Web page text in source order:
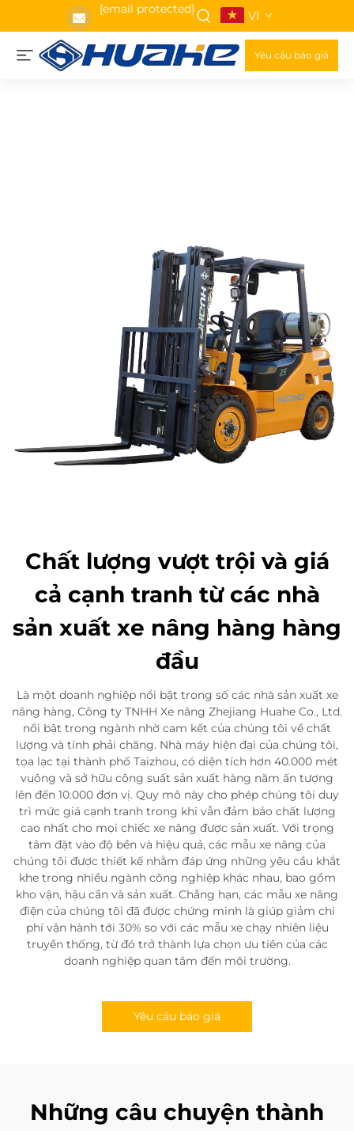
[email protected] VI
Yêu cầu báo giá
Chất lượng vượt trội và giá
cả cạnh tranh từ các nhà
sản xuất xe nâng hàng hàng
đầu
Là một doanh nghiệp nổi bật trong số các nhà sản xuất xe
nâng hàng, Công ty TNHH Xe nâng Zhejiang Huahe Co., Ltd.
nổi bật trong ngành nhờ cam kết của chúng tôi về chất
lượng và tính phải chăng. Nhà máy hiện đại của chúng tôi,
tọa lạc tại thành phố Taizhou, có diện tích hơn 40.000 mét
vuông và sở hữu công suất sản xuất hàng năm ấn tượng
lên đến 10.000 đơn vị. Quy mô này cho phép chúng tôi duy
trì mức giá cạnh tranh trong khi vẫn đảm bảo chất lượng
cao nhất cho mọi chiếc xe nâng được sản xuất. Với trọng
tâm đặt vào độ bền và hiệu quả, các mẫu xe nâng của
chúng tôi được thiết kế nhằm đáp ứng những yêu cầu khắt
khe trong nhiều ngành công nghiệp khác nhau, bao gồm
kho vận, hậu cần và sản xuất. Chẳng hạn, các mẫu xe nâng
điện của chúng tôi đã được chứng minh là giúp giảm chi
phí vận hành tới 30% so với các mẫu xe chạy nhiên liệu
truyền thống, từ đó trở thành lựa chọn ưu tiên của các
doanh nghiệp quan tâm đến môi trường.
Yêu cầu báo giá
Những câu chuyện thành